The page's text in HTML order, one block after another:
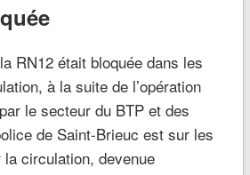
RN12 était bloquée dans les
à la suite de l’opération
le secteur du BTP et des
de Saint-Brieuc est sur les
circulation, devenue